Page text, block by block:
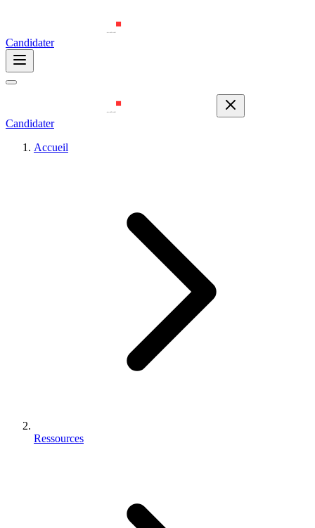
Candidater
Candidater
Accueil
Ressources